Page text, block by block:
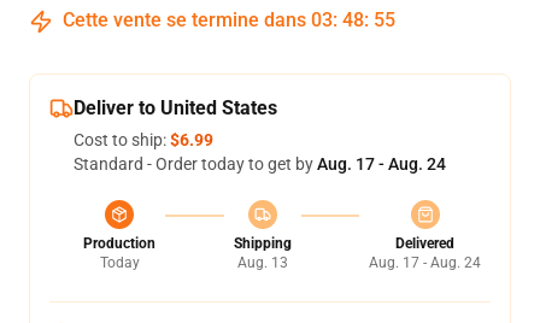
Cette vente se termine dans 03: 48: 54
Deliver to United States
Cost to ship:$6.99
Standard - Order today to get byAug. 17 - Aug. 24
Production
Today
Shipping
Aug. 13
Delivered
Aug. 17 - Aug. 24